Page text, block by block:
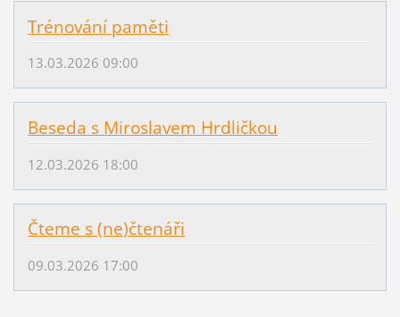
Trénování paměti
13.03.2026 09:00
Beseda s Miroslavem Hrdličkou
12.03.2026 18:00
Čteme s (ne)čtenáři
09.03.2026 17:00